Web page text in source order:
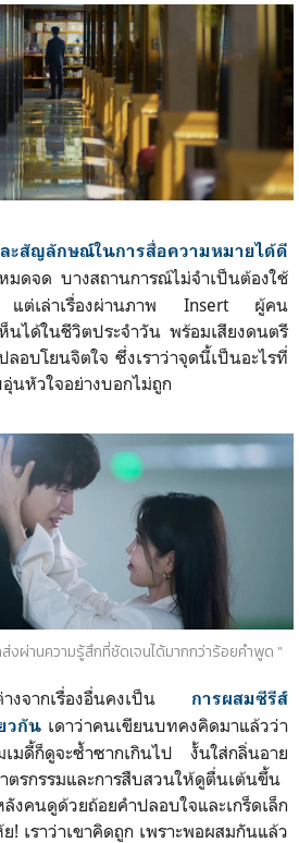
ะสัญลักษณ์ในการสื่อความหมายได้ดี
มดจด บางสถานการณ์ไม่จำเป็นต้องใช้
แต่เล่าเรื่องผ่านภาพ Insert ผู้คน
ได้ในชีวิตประจำวัน พร้อมเสียงดนตรี
ลอบโยนจิตใจ ซึ่งเราว่าจุดนี้เป็นอะไรที่
นหัวใจอย่างบอกไม่ถูก
งผ่านความรู้สึกที่ชัดเจนได้มากกว่าร้อยคำพูด "
งจากเรื่องอื่นคงเป็น การผสมซีรีส์
วกัน เดาว่าคนเขียนบทคงคิดมาแล้วว่า
มดี้ก็ดูจะซ้ำซากเกินไป งั้นใส่กลิ่นอาย
รกรรมและการสืบสวนให้ดูตื่นเต้นขึ้น
นดูด้วยถ้อยคำปลอบใจและเกร็ดเล็ก
! เราว่าเขาคิดถูก เพราะพอผสมกันแล้ว